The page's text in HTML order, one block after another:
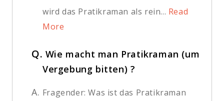
wird das Pratikraman als rein... Read
More
Q. Wie macht man Pratikraman (um
Vergebung bitten) ?
A. Fragender: Was ist das Pratikraman